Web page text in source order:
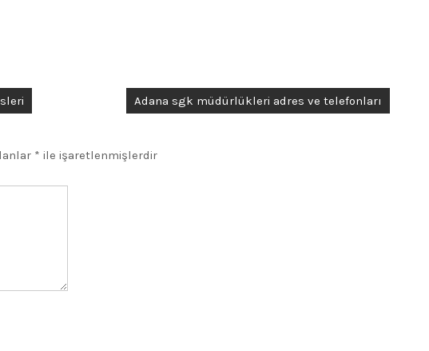
Adana sgk müdürlükleri adres ve telefonları
* ile işaretlenmişlerdir